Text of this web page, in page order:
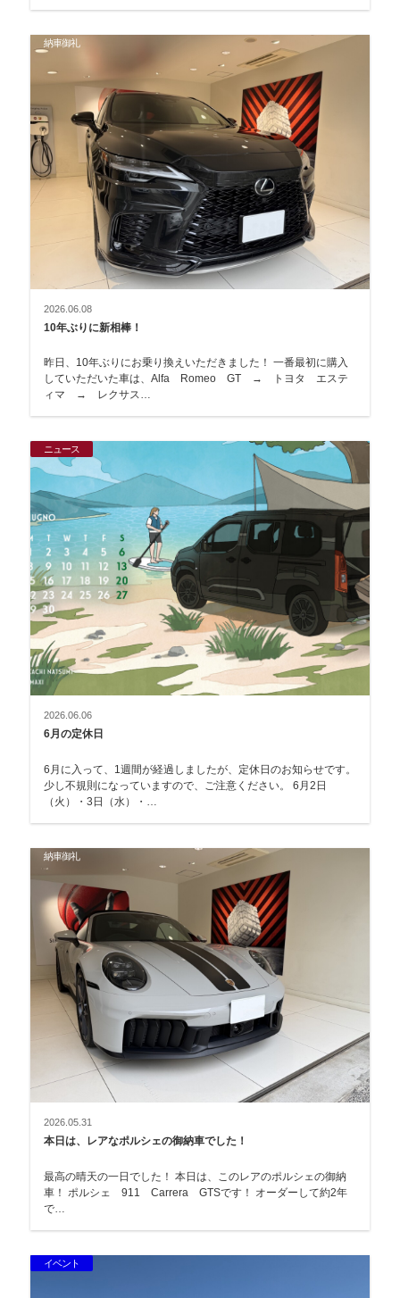
納車御礼
2026.06.08
10年ぶりに新相棒！
昨日、10年ぶりにお乗り換えいただきました！ 一番最初に購入
していただいた車は、Alfa Romeo GT → トヨタ エステ
ィマ → レクサス…
ニュース
2026.06.06
6月の定休日
6月に入って、1週間が経過しましたが、定休日のお知らせです。
少し不規則になっていますので、ご注意ください。 6月2日
（火）・3日（水）・…
納車御礼
2026.05.31
本日は、レアなポルシェの御納車でした！
最高の晴天の一日でした！ 本日は、このレアのポルシェの御納
車！ ポルシェ 911 Carrera GTSです！ オーダーして約2年
で…
イベント